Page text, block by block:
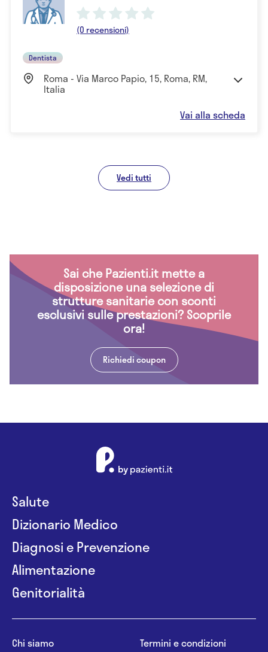
(0 recensioni)
Dentista
Roma - Via Marco Papio, 15, Roma, RM,
Italia
Vai alla scheda
Vedi tutti
Sai che Pazienti.it mette a
disposizione una selezione di
strutture sanitarie con sconti
esclusivi sulle prestazioni? Scoprile
ora!
Richiedi coupon
Salute
Dizionario Medico
Diagnosi e Prevenzione
Alimentazione
Genitorialità
Chi siamo
Termini e condizioni